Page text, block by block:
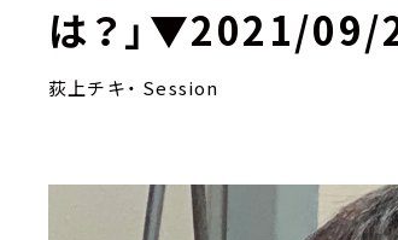
は？」▼2021/
荻上チキ・ Session